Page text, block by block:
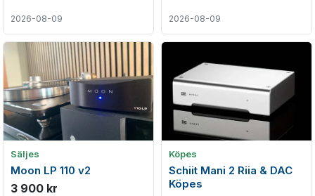
2026-08-09 2026-08-09
Säljes
Moon LP 110 v2
3 900 kr
Köpes
Schiit Mani 2 Riia & DAC
Köpes